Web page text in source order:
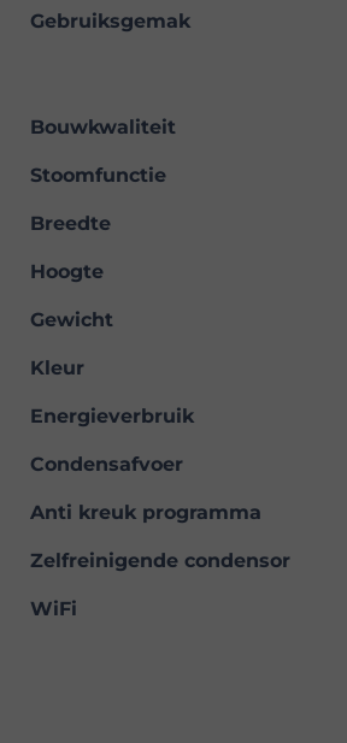
Gebruiksgemak
Bouwkwaliteit
Stoomfunctie
Breedte
Hoogte
Gewicht
Kleur
Energieverbruik
Condensafvoer
Anti kreuk programma
Zelfreinigende condensor
WiFi